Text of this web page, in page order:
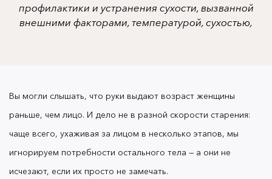
профилактики и устранения сухости, вызванной
внешними факторами, температурой, сухостью,
Содержание
Вы могли слышать, что руки выдают возраст женщины
раньше, чем лицо. И дело не в разной скорости старения:
чаще всего, ухаживая за лицом в несколько этапов, мы
игнорируем потребности остального тела — а они не
исчезают, если их просто не замечать.